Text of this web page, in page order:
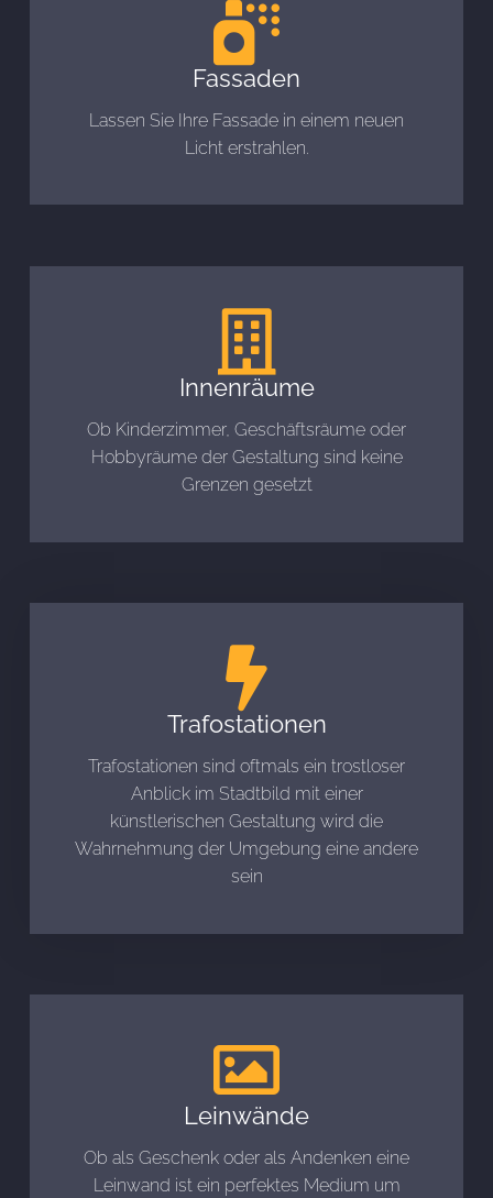
Fassaden
Lassen Sie Ihre Fassade in einem neuen
Licht erstrahlen.
Innenräume
Ob Kinderzimmer, Geschäftsräume oder
Hobbyräume der Gestaltung sind keine
Grenzen gesetzt
Trafostationen
Trafostationen sind oftmals ein trostloser
Anblick im Stadtbild mit einer
künstlerischen Gestaltung wird die
Wahrnehmung der Umgebung eine andere
sein
Leinwände
Ob als Geschenk oder als Andenken eine
Leinwand ist ein perfektes Medium um